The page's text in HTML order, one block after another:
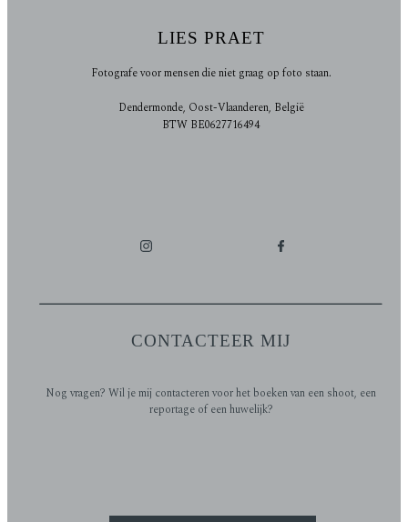
CONTACTEER MIJ
LIES PRAET
Fotografe voor mensen die niet graag op foto staan.
Dendermonde, Oost-Vlaanderen, België
BTW BE0627716494
Nog vragen? Wil je mij contacteren voor het boeken van een shoot, een
reportage of een huwelijk?